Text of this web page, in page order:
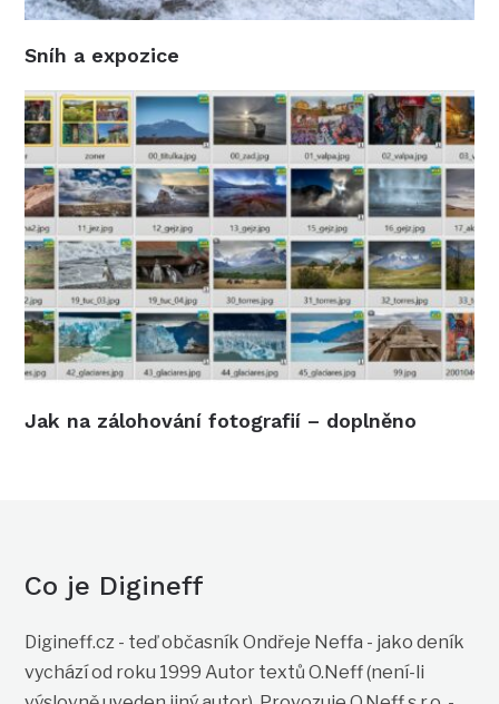
Sníh a expozice
Jak na zálohování fotografií – doplněno
Co je Digineff
Digineff.cz - teď občasník Ondřeje Neffa - jako deník
vychází od roku 1999 Autor textů O.Neff (není-li